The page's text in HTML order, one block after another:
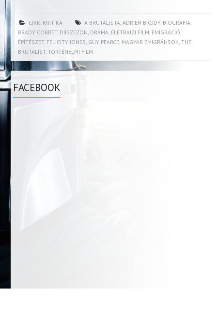
CIKK KRITIKA A BRUTALISTA ,ADRIEN BRODY, BIOGRÁFIA
BRADY CORBET, DÍJSZEZON DRÁMA ÉLETRAJZI FILM EMIGRÁCIÓ
ÉPÍTÉSZET, FELICITY JONES GUY PEARCE MAGYAR EMIGRÁNSOK ,THE
BRUTALIST,TÖRTÉNELMI FILM
FACEBOOK